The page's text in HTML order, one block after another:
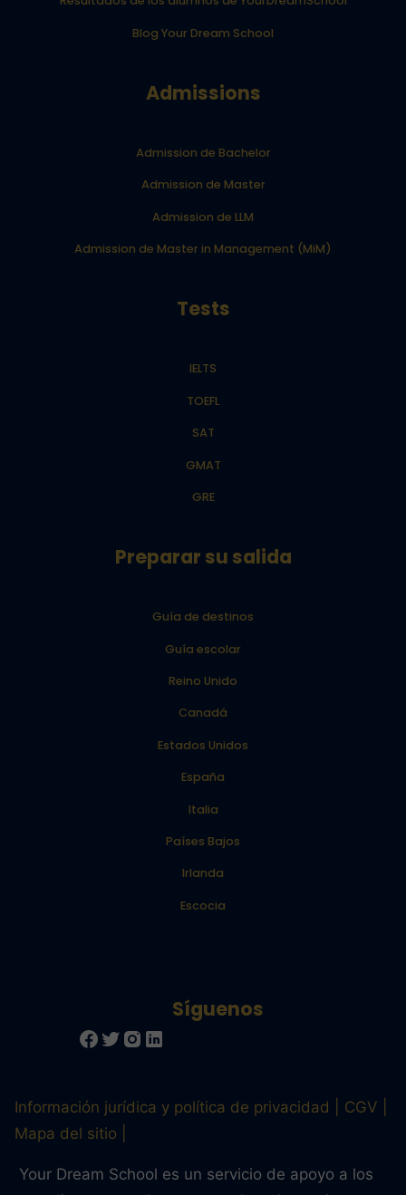
Blog Your Dream School
Admissions
Admission de Bachelor
Admission de Master
Admission de LLM
Admission de Master in Management (MiM)
Tests
IELTS
TOEFL
SAT
GMAT
GRE
Preparar su salida
Guía de destinos
Guía escolar
Reino Unido
Canadá
Estados Unidos
España
Italia
Países Bajos
Irlanda
Escocia
Información jurídica y política de privacidad
CGV
Mapa del sitio
Your Dream School es un servicio de apoyo a los